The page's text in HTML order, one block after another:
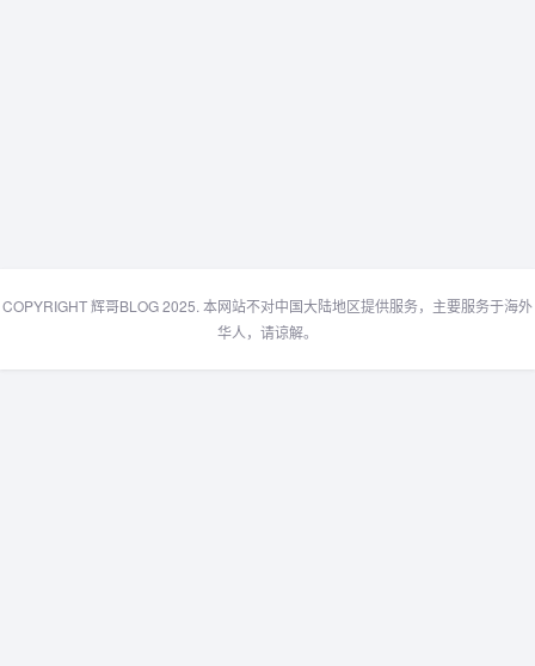
COPYRIGHT 辉哥BLOG 2025. 本网站不对中国大陆地区提供服务，主要服务于海外
华人，请谅解。